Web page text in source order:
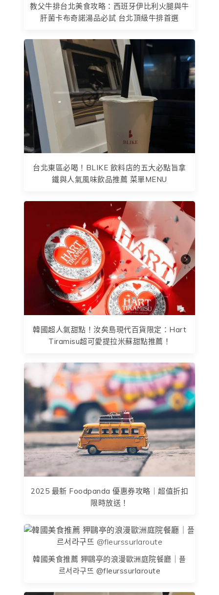
教父牛排台北美食攻略：西班牙伊比利火腿與牛
肝菌卡布奇諾湯品必試 台北頂級牛排首選
台北東區必喝！BLIKE 飲料店的五大必點旨拿
鐵與人氣風味飲品推薦 菜單MENU
韓國超人氣甜點！汝矣島現代百貨限定：Hart
Tiramisu超可愛提拉米蘇甜點推薦！
2025 最新 Foodpanda 優惠券攻略｜超值折扣
限時放送！
韓國美食推薦 狎鷗亭的浪漫歐洲庭院餐廳｜플
르서라구뜨 @fleurssurlaroute